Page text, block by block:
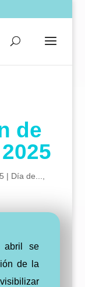
de
| Día de...
abril se
de la